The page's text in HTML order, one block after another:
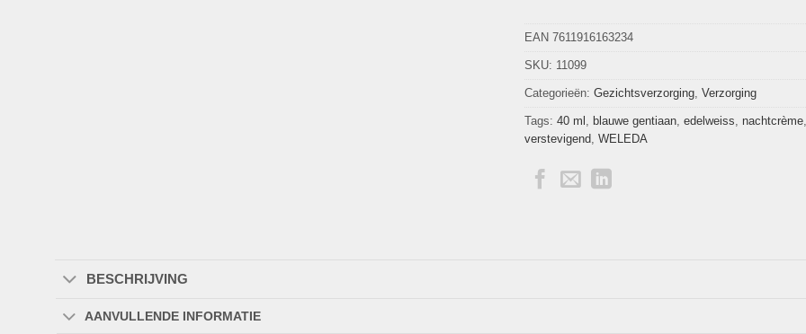
EAN 7611916163234
SKU: 11099
Categorieën: Gezichtsverzorging, Verzorging
Tags: 40 ml blauwe gentiaan, edelweiss nachtcrème,
verstevigend, WELEDA
BESCHRIJVING
AANVULLENDE INFORMATIE